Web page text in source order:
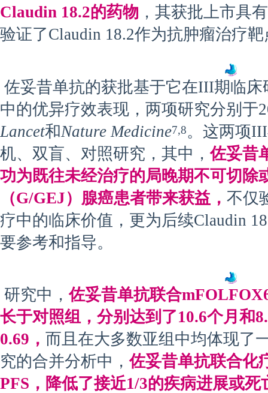
Claudin 18.2的药物 ，其获批上市具
验证了Claudin 18.2作为抗肿瘤治疗
佐妥昔单抗的获批基于它在III期临床
中的优异疗效表现，两项研究分别于
Lancet和Nature Medicine7,8。这两项
机、双盲、对照研究，其中，佐妥昔
功为既往未经治疗的局晚期不可切除
（G/GEJ）腺癌患者带来获益， 不仅
疗中的临床价值，更为后续Claudin
要参考和指导。
研究中，佐妥昔单抗联合
长于对照组，分别达到了10.6个月和
0.69， 而且在大多数亚组中均体现了
究的合并分析中，佐妥昔单抗联合化
PFS，降低了接近1/3的疾病进展或死